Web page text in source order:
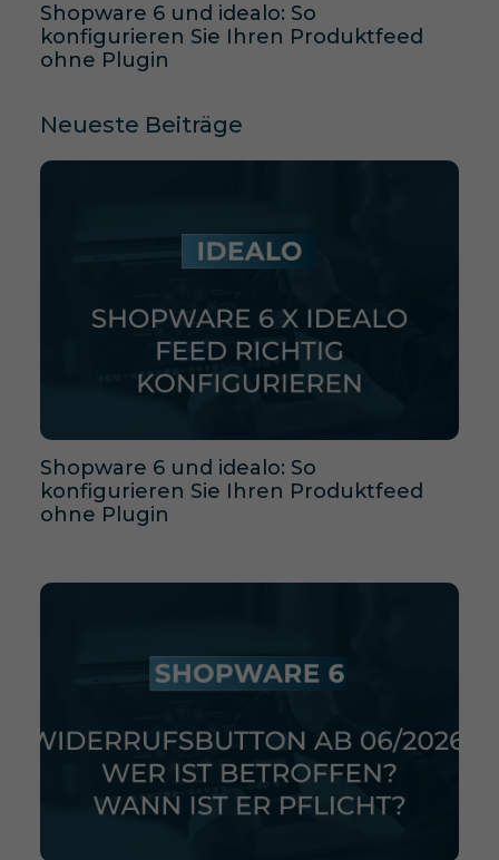
Shopware 6 und idealo: So
konfigurieren Sie Ihren Produktfeed
ohne Plugin
Neueste Beiträge
Shopware 6 und idealo: So
konfigurieren Sie Ihren Produktfeed
ohne Plugin